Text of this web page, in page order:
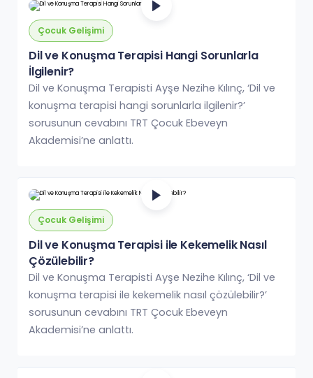
Çocuk Gelişimi
Dil ve Konuşma Terapisi Hangi Sorunlarla
İlgilenir?
Dil ve Konuşma Terapisti Ayşe Nezihe Kılınç, ‘Dil ve
konuşma terapisi hangi sorunlarla ilgilenir?’
sorusunun cevabını TRT Çocuk Ebeveyn
Akademisi’ne anlattı.
Çocuk Gelişimi
Dil ve Konuşma Terapisi ile Kekemelik Nasıl
Çözülebilir?
Dil ve Konuşma Terapisti Ayşe Nezihe Kılınç, ‘Dil ve
konuşma terapisi ile kekemelik nasıl çözülebilir?’
sorusunun cevabını TRT Çocuk Ebeveyn
Akademisi’ne anlattı.